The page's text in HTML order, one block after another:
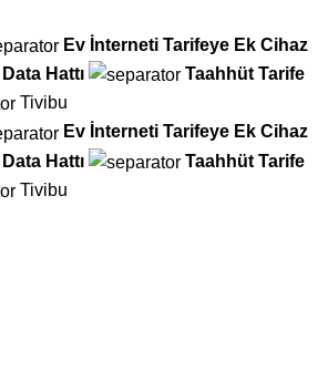
Ev İnterneti Tarifeye Ek Cihaz
Data Hattı Taahhüt Tarife
Tivibu
Ev İnterneti Tarifeye Ek Cihaz
Data Hattı Taahhüt Tarife
Tivibu